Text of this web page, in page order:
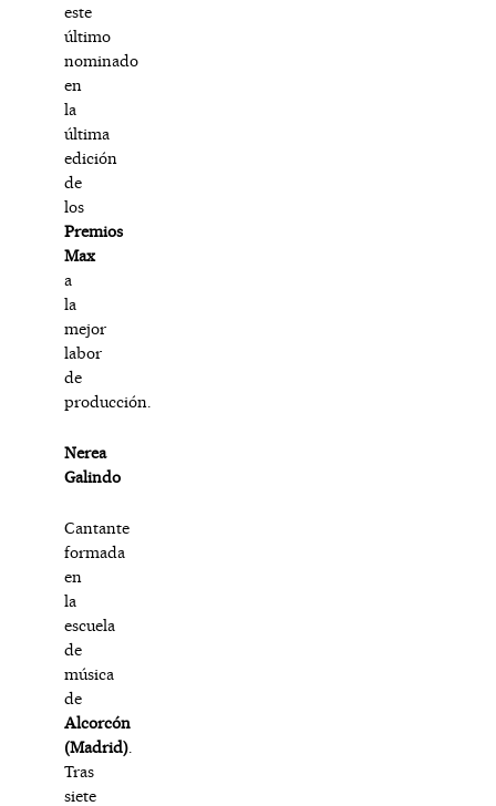
este
último
nominado
en
la
última
edición
de
los
Premios
Max
a
la
mejor
labor
de
producción.
Nerea
Galindo
Cantante
formada
en
la
escuela
de
música
de
Alcorcón
(Madrid).
Tras
siete